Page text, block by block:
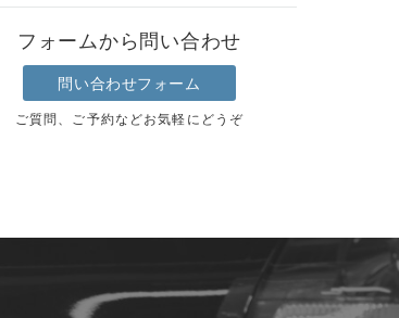
フォームから問い合わせ
問い合わせフォーム
ご質問、ご予約などお気軽にどうぞ